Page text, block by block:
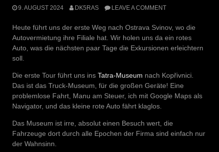
9. AUGUST 2024 DK5RAS LEAVE A COMMENT
Heute führt uns der erste Weg nach Ostrava Svinov, wo die
Autovermietung ihre Filiale hat. Wir holen uns da ein rotes
Auto, was die nächsten paar Tage die Exkursionen erleichtern
soll.
Die erste Tour führt uns ins Tatra-Museum nach Kopřivnici.
Das ist das Truck-Museum, für die großen Geräte! Eine
problemlose Fahrt, Manu am Steuer, ich mit Google Maps als
Navigator, und das kleine rote Auto fährt klaglos.
Das Museum ist irre, absolut einen Besuch wert, die
Fahrzeuge dort durch alle Epochen der Firma sind einfach nur
der Wahnsinn.